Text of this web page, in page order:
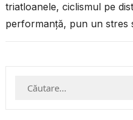
triatloanele, ciclismul pe
performanță, pun un stres
Caută